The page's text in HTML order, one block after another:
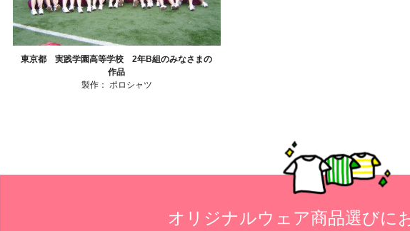
東京都 実践学園高等学校 2年B組のみなさまの
作品
製作： ポロシャツ
オリジナルウェア商品選びに